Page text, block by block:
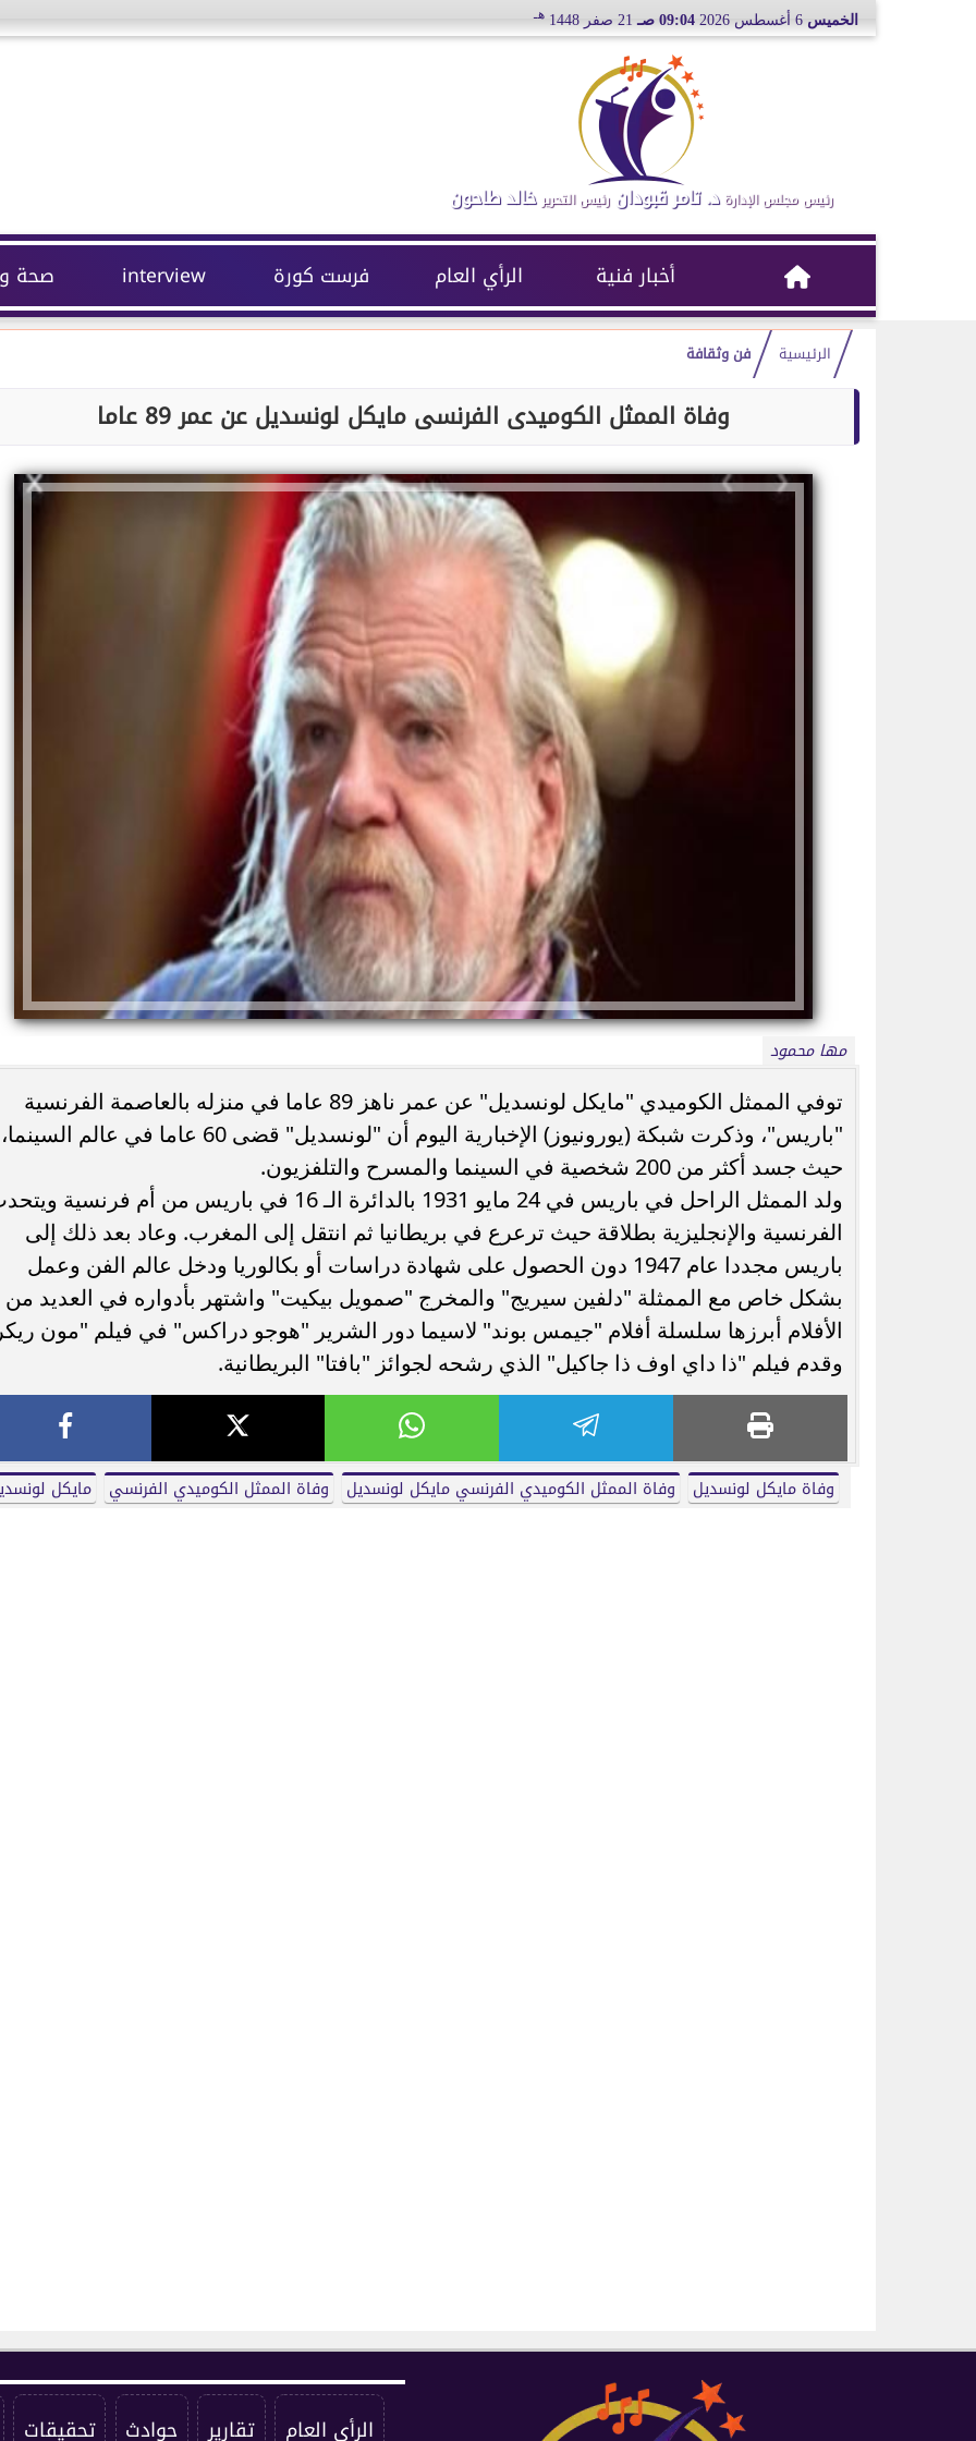
الخميس 09:04 صـ 21 صفر 1448 هـ
رئيس مجلس الإدارة د. تامر قبودان رئيس التحرير خالد طاحون
أخبار فنية الرأي العام فرست كورة interview صحة
الرئيسية فن وثقافة
وفاة الممثل الكوميدى الفرنسى مايكل لونسديل عن عمر 89 عاما
مها محمود
توفي الممثل الكوميدي "مايكل لونسديل" عن عمر ناهز 89 عاما في منزله بالعاصمة الفرنسية
"باريس"، وذكرت شبكة (يورونيوز) الإخبارية اليوم أن "لونسديل" قضى 60 عاما في عالم السينما،
حيث جسد أكثر من 200 شخصية في السينما والمسرح والتلفزيون.
ولد الممثل الراحل في باريس في 24 مايو 1931 بالدائرة الـ 16 في باريس من أم فرنسية
الفرنسية والإنجليزية بطلاقة حيث ترعرع في بريطانيا ثم انتقل إلى المغرب. وعاد بعد ذلك إلى
باريس مجددا عام 1947 دون الحصول على شهادة دراسات أو بكالوريا ودخل عالم الفن وعمل
بشكل خاص مع الممثلة "دلفين سيريج" والمخرج "صمويل بيكيت" واشتهر بأدواره في العديد من
الأفلام أبرزها سلسلة أفلام "جيمس بوند" لاسيما دور الشرير "هوجو دراكس" في فيلم "مون
وقدم فيلم "ذا داي اوف ذا جاكيل" الذي رشحه لجوائز "بافتا" البريطانية.
وفاة مايكل لونسديل وفاة الممثل الكوميدي الفرنسي مايكل لونسديل وفاة الممثل الكوميدي الفرنسي مايكل
ذكرى وفاة سناء مظهر.. حكاية الفنانة التي
تألقت في 13 فيلمًا ثم...
سر اختيار عادل إمام في «الحريف» بدل أحمد
زكي.. تفاصيل من كواليس...
وزارة العمل ورابط التسجيل
الرأي العام تقارير حوادث تحقيقات